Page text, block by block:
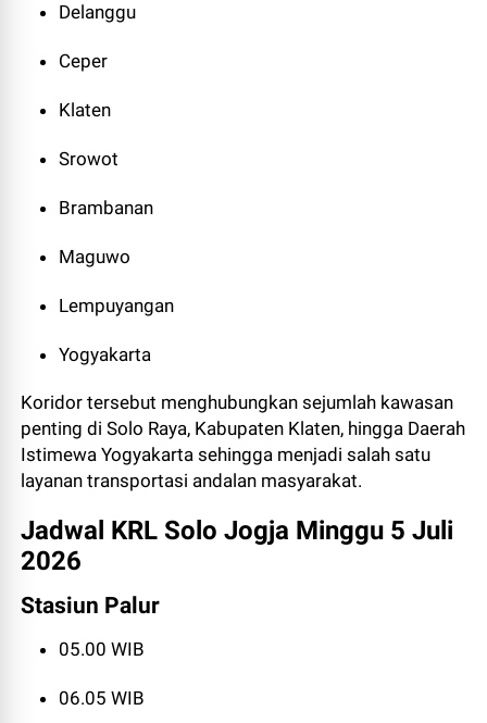
Delanggu
Ceper
Klaten
Srowot
Brambanan
Maguwo
Lempuyangan
Yogyakarta
Koridor tersebut menghubungkan sejumlah kawasan
penting di Solo Raya, Kabupaten Klaten, hingga Daerah
Istimewa Yogyakarta sehingga menjadi salah satu
layanan transportasi andalan masyarakat.
Jadwal KRL Solo Jogja Minggu 5 Juli
2026
Stasiun Palur
05.00 WIB
06.05 WIB